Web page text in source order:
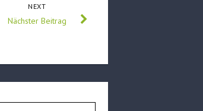
NEXT
Nächster Beitrag